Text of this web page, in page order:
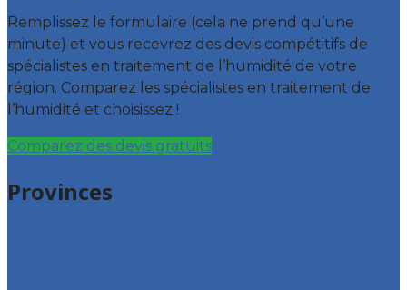
Remplissez le formulaire (cela ne prend qu’une
minute) et vous recevrez des devis compétitifs de
spécialistes en traitement de l’humidité de votre
région. Comparez les spécialistes en traitement de
l’humidité et choisissez !
Comparez des devis gratuits
Provinces